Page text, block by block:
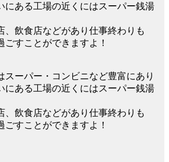
にある工場の近くにはスーパー銭湯
、飲食店などがあり仕事終わりも
ごすことができますよ！
スーパー・コンビニなど豊富にあり
にある工場の近くにはスーパー銭湯
、飲食店などがあり仕事終わりも
ごすことができますよ！